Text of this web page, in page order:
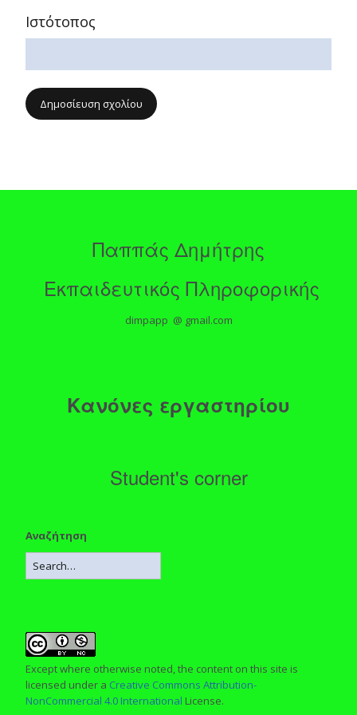
Ιστότοπος
Παππάς Δημήτρης
Εκπαιδευτικός Πληροφορικής
dimpapp @ gmail.com
Κανόνες εργαστηρίου
Student's corner
Αναζήτηση
Except where otherwise noted, the content on this site is
licensed under a Creative Commons Attribution-
NonCommercial 4.0 International License.